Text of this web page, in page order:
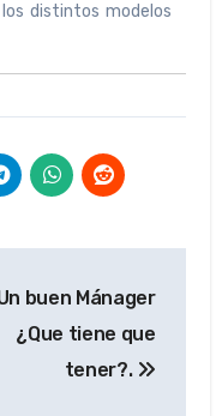
distintos modelos
buen Mánager
¿Que tiene que
tener?.